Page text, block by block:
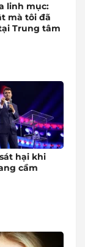
linh mục:
mà tôi đã
Trung tâm
hại khi
cầm